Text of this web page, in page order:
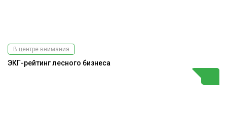
В центре внимания
ЭКГ-рейтинг лесного бизнеса